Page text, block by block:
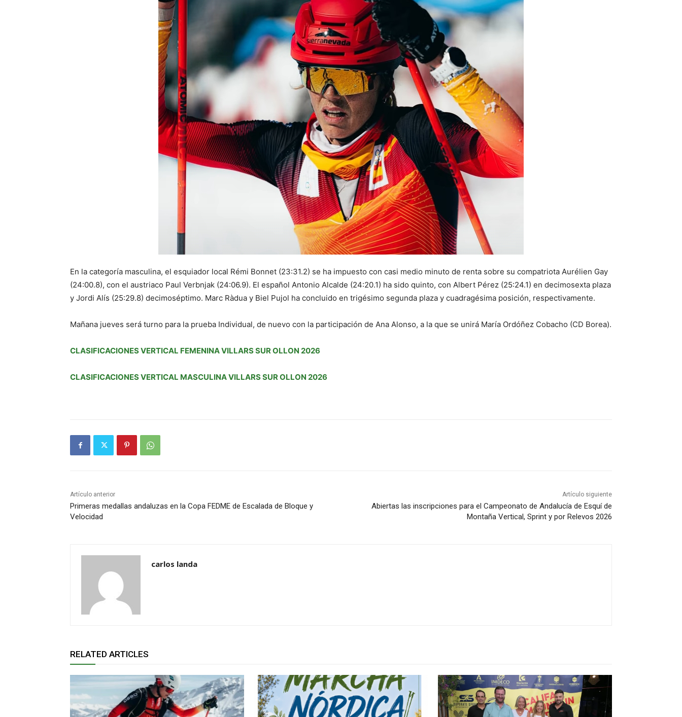
En la categoría masculina, el esquiador local Rémi Bonnet (23:31.2) se ha impuesto con casi medio minuto de renta sobre su compatriota Aurélien Gay
(24:00.8), con el austriaco Paul Verbnjak (24:06.9). El español Antonio Alcalde (24:20.1) ha sido quinto, con Albert Pérez (25:24.1) en decimosexta plaza
y Jordi Alís (25:29.8) decimoséptimo. Marc Ràdua y Biel Pujol ha concluido en trigésimo segunda plaza y cuadragésima posición, respectivamente.
Mañana jueves será turno para la prueba Individual, de nuevo con la participación de Ana Alonso, a la que se unirá María Ordóñez Cobacho (CD Borea).
CLASIFICACIONES VERTICAL FEMENINA VILLARS SUR OLLON 2026
CLASIFICACIONES VERTICAL MASCULINA VILLARS SUR OLLON 2026
Artículo anterior
Primeras medallas andaluzas en la Copa FEDME de Escalada de Bloque y
Velocidad
Artículo siguiente
Abiertas las inscripciones para el Campeonato de Andalucía de Esquí de
Montaña Vertical, Sprint y por Relevos 2026
carlos landa
RELATED ARTICLES